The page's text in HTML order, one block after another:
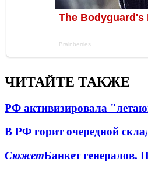
ЧИТАЙТЕ ТАКЖЕ
РФ активизировала
В РФ горит очередной
СюжетБанкет генералов.